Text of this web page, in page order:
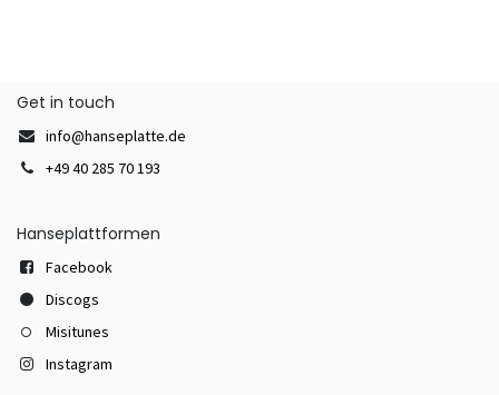
Get in touch
info@hanseplatte.de
+49 40 285 70 193
Hanseplattformen
Facebook
Discogs
Misitunes
Instagram